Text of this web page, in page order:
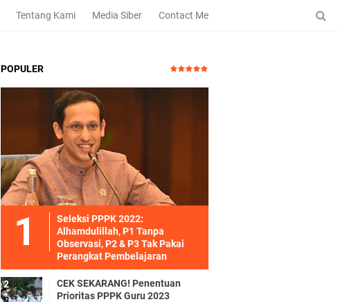
Tentang Kami Media Siber Contact Me
POPULER
Seleksi PPPK 2022:
Alhamdulillah, P1 Tanpa
Observasi, P2 & P3 Tak Pakai
Perangkat Pembelajaran
CEK SEKARANG! Penentuan
Prioritas PPPK Guru 2023